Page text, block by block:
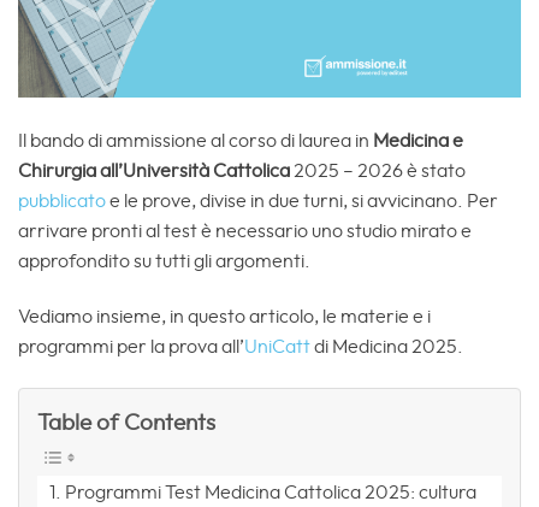
Il bando di ammissione al corso di laurea in Medicina e
Chirurgia all’Università Cattolica2025 – 2026 è stato
pubblicatoe le prove, divise in due turni, si avvicinano. Per
arrivare pronti al test è necessario uno studio mirato e
approfondito su tutti gli argomenti.
Vediamo insieme, in questo articolo, le materie e i
programmi per la prova all’UniCattdi Medicina 2025.
Table of Contents
Programmi Test Medicina Cattolica 2025: cultura